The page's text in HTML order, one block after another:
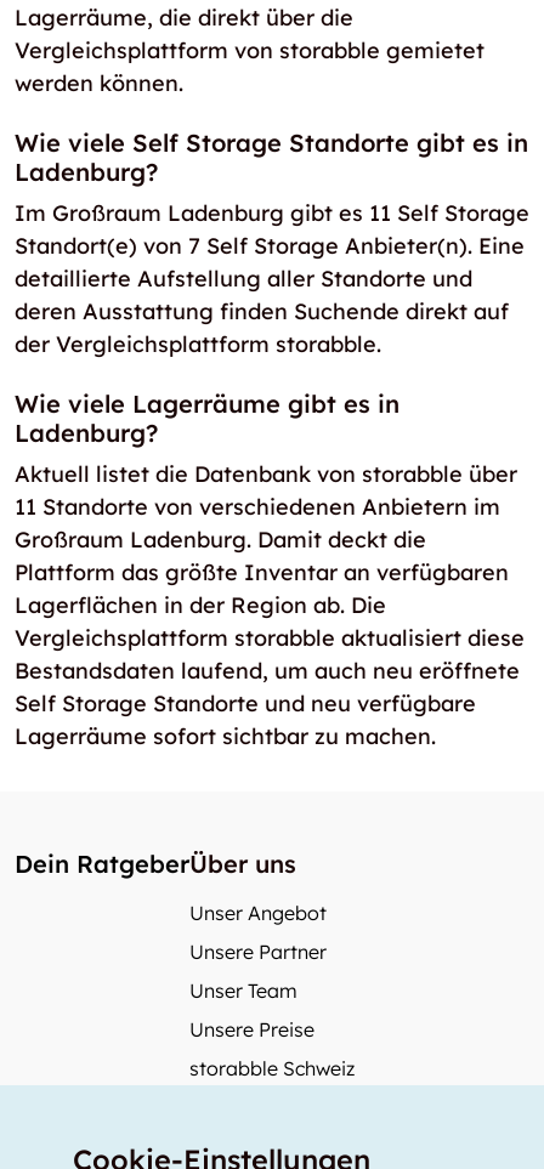
Lagerräume, die direkt über die
Vergleichsplattform von storabble gemietet
werden können.
Wie viele Self Storage Standorte gibt es in
Ladenburg?
Im Großraum Ladenburg gibt es 11 Self Storage
Standort(e) von 7 Self Storage Anbieter(n). Eine
detaillierte Aufstellung aller Standorte und
deren Ausstattung finden Suchende direkt auf
der Vergleichsplattform storabble.
Wie viele Lagerräume gibt es in
Ladenburg?
Aktuell listet die Datenbank von storabble über
11 Standorte von verschiedenen Anbietern im
Großraum Ladenburg. Damit deckt die
Plattform das größte Inventar an verfügbaren
Lagerflächen in der Region ab. Die
Vergleichsplattform storabble aktualisiert diese
Bestandsdaten laufend, um auch neu eröffnete
Self Storage Standorte und neu verfügbare
Lagerräume sofort sichtbar zu machen.
Dein RatgeberÜber uns
Unser Angebot
Unsere Partner
Unser Team
Unsere Preise
storabble Schweiz
Mehr über storabble
Cookie-Einstellungen